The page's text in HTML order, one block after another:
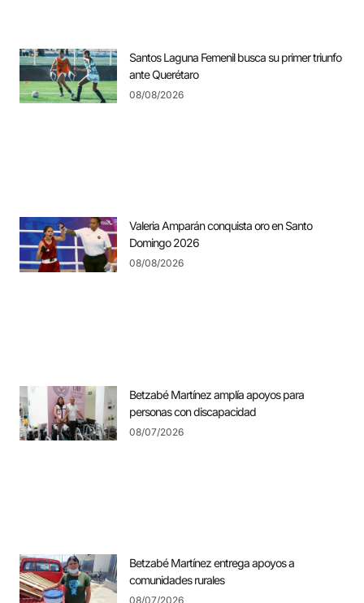
Santos Laguna Femenil busca su primer triunfo
ante Querétaro
08/08/2026
Valeria Amparán conquista oro en Santo
Domingo 2026
08/08/2026
Betzabé Martínez amplía apoyos para
personas con discapacidad
08/07/2026
Betzabé Martínez entrega apoyos a
comunidades rurales
08/07/2026